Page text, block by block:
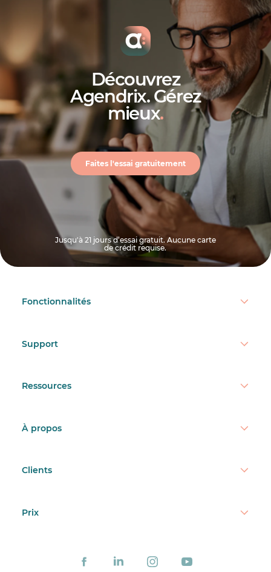
Découvrez
Agendrix. Gérez
mieux.
Faites l'essai gratuitement
Jusqu'à 21 jours d’essai gratuit. Aucune carte
de crédit requise.
Fonctionnalités
Support
Ressources
À propos
Clients
Prix